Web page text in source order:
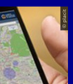
© placit